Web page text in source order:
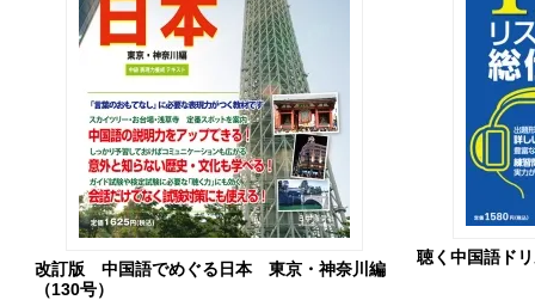
改訂版 中国語でめぐる日本 東京・神奈川編
（130号）
聴く中国語ド